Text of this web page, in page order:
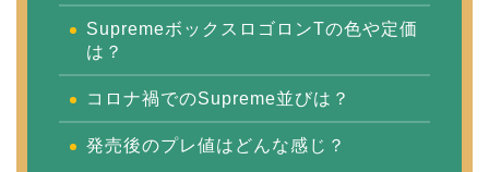
SupremeボックスロゴロンTの色や定価
は？
コロナ禍でのSupreme並びは？
発売後のプレ値はどんな感じ？